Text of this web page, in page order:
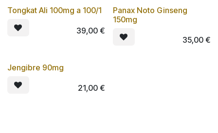
Lot de 3
Tongkat Ali 100mg a 100/1
39,00€ Lot de 3
Panax Noto Ginseng
150mg
35,00€
Jengibre 90mg
21,00€